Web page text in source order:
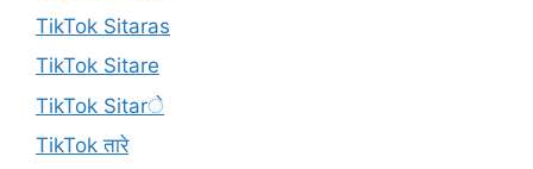
TikTok Sitaras
TikTok Sitare
TikTok Sitarे
TikTok तारे